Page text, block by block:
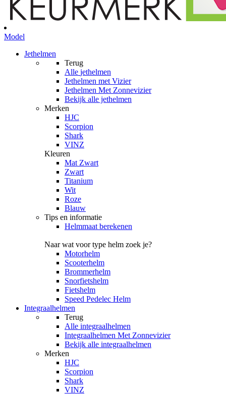
Model
Jethelmen
Terug
Alle jethelmen
Jethelmen met Vizier
Jethelmen Met Zonnevizier
Bekijk alle jethelmen
Merken
HJC
Scorpion
Shark
VINZ
Kleuren
Mat Zwart
Zwart
Titanium
Wit
Roze
Blauw
Tips en informatie
Helmmaat berekenen
Naar wat voor type helm zoek je?
Motorhelm
Scooterhelm
Brommerhelm
Snorfietshelm
Fietshelm
Speed Pedelec Helm
Integraalhelmen
Terug
Alle integraalhelmen
Integraalhelmen Met Zonnevizier
Bekijk alle integraalhelmen
Merken
HJC
Scorpion
Shark
VINZ